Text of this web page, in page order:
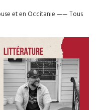
et en Occitanie——Tous